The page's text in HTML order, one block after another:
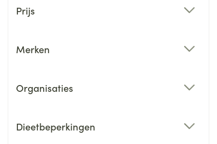
Prijs
Merken
Organisaties
Dieetbeperkingen